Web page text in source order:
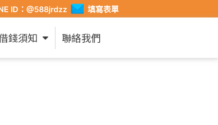
ID：@588jrdzz 填寫表單
錢須知 聯絡我們